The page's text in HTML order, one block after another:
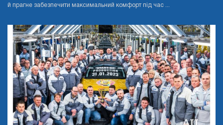
й прагне забезпечити максимальний комфорт під час ...